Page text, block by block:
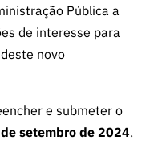
Pública a
de interesse para
novo
e submeter o
setembro de 2024.